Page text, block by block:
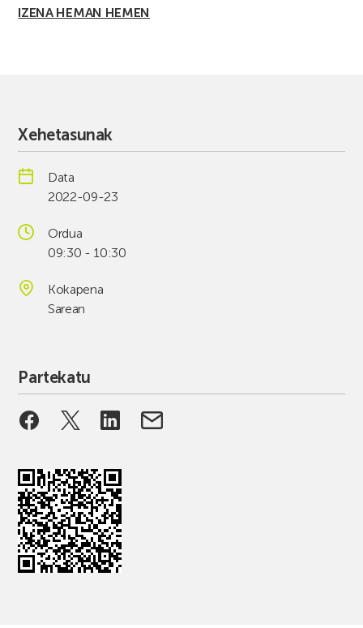
IZENA HEMAN HEMEN
Xehetasunak
Data
2022-09-23
Ordua
09:30 - 10:30
Kokapena
Sarean
Partekatu